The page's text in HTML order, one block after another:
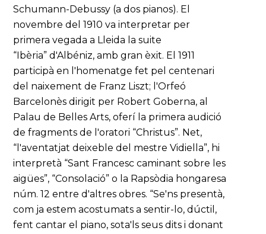
Schumann-Debussy (a dos pianos). El
novembre del 1910 va interpretar per
primera vegada a Lleida la suite
“Ibèria” d'Albéniz, amb gran èxit. El 1911
participà en l'homenatge fet pel centenari
del naixement de Franz Liszt; l'Orfeó
Barcelonès dirigit per Robert Goberna, al
Palau de Belles Arts, oferí la primera audició
de fragments de l'oratori “Christus”. Net,
“l'aventatjat deixeble del mestre Vidiella”, hi
interpretà “Sant Francesc caminant sobre les
aigües”, “Consolació” o la Rapsòdia hongaresa
núm. 12 entre d'altres obres. “Se'ns presentà,
com ja estem acostumats a sentir-lo, dúctil,
fent cantar el piano, sota'ls seus dits i donant